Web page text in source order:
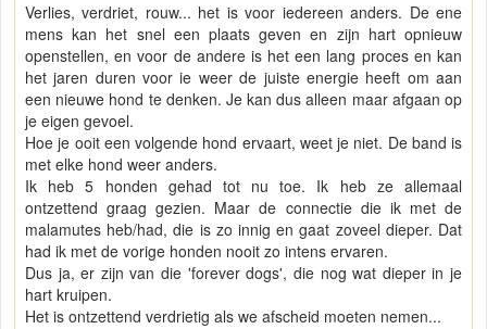
Verlies, verdriet, rouw... het is voor iedereen anders. De ene
mens kan het snel een plaats geven en zijn hart opnieuw
openstellen, en voor de andere is het een lang proces en kan
het jaren duren voor ie weer de juiste energie heeft om aan
een nieuwe hond te denken. Je kan dus alleen maar afgaan op
je eigen gevoel.
Hoe je ooit een volgende hond ervaart, weet je niet. De band is
met elke hond weer anders.
Ik heb 5 honden gehad tot nu toe. Ik heb ze allemaal
ontzettend graag gezien. Maar de connectie die ik met de
malamutes heb/had, die is zo innig en gaat zoveel dieper. Dat
had ik met de vorige honden nooit zo intens ervaren.
Dus ja, er zijn van die 'forever dogs', die nog wat dieper in je
hart kruipen.
Het is ontzettend verdrietig als we afscheid moeten nemen...